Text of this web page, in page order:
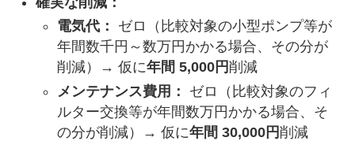
電気代：
ゼロ（比較対象の小型ポンプ等が
年間数千円～数万円かかる場合、その分が
削減）→ 仮に年間 5,000円削減
メンテナンス費用：
ゼロ（比較対象のフィ
ルター交換等が年間数万円かかる場合、そ
の分が削減）→ 仮に年間 30,000円削減